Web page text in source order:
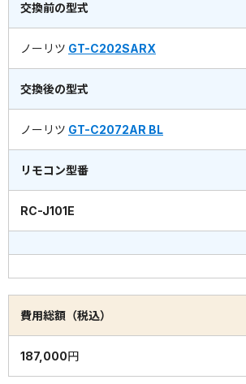
交換前の型式
ノーリツ GT-C202SARX
交換後の型式
ノーリツ GT-C2072AR BL
リモコン型番
RC-J101E
費用総額（税込）
187,000円